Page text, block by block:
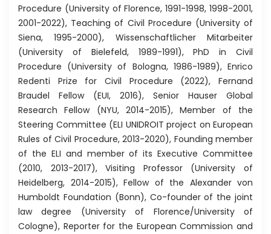
Procedure (University of Florence, 1991-1998, 1998-2001,
2001-2022), Teaching of Civil Procedure (University of
Siena, 1995-2000), Wissenschaftlicher Mitarbeiter
(University of Bielefeld, 1989-1991), PhD in Civil
Procedure (University of Bologna, 1986-1989), Enrico
Redenti Prize for Civil Procedure (2022), Fernand
Braudel Fellow (EUI, 2016), Senior Hauser Global
Research Fellow (NYU, 2014-2015), Member of the
Steering Committee (ELI UNIDROIT project on European
Rules of Civil Procedure, 2013-2020), Founding member
of the ELI and member of its Executive Committee
(2010, 2013-2017), Visiting Professor (University of
Heidelberg, 2014-2015), Fellow of the Alexander von
Humboldt Foundation (Bonn), Co-founder of the joint
law degree (University of Florence/University of
Cologne), Reporter for the European Commission and